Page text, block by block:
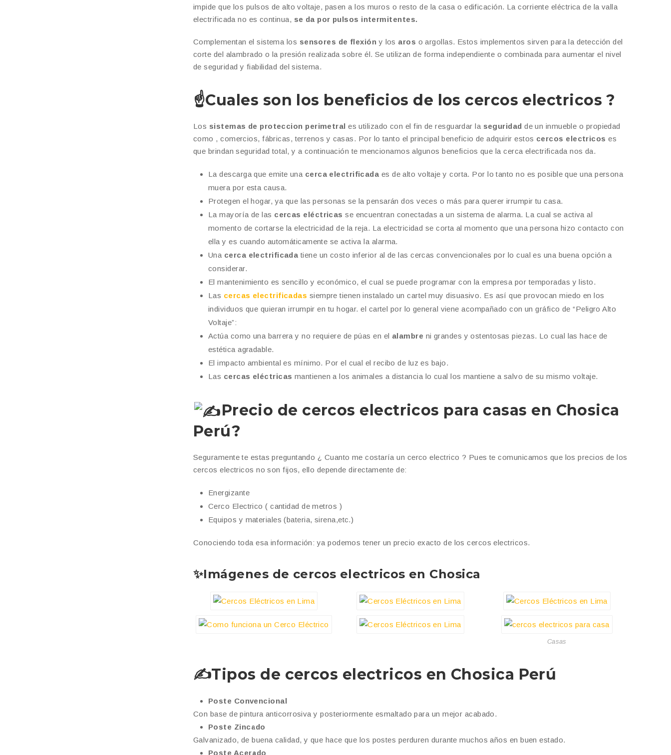
impide que los pulsos de alto voltaje, pasen a los muros o resto de la casa o edificación. La corriente eléctrica de la valla
electrificada no es continua, se da por pulsos intermitentes.
Complementan el sistema los sensores de flexión y los aros o argollas. Estos implementos sirven para la detección del
corte del alambrado o la presión realizada sobre él. Se utilizan de forma independiente o combinada para aumentar el nivel
de seguridad y fiabilidad del sistema.
☝️Cuales son los beneficios de los cercos electricos ?
Los sistemas de proteccion perimetral es utilizado con el fin de resguardar la seguridad de un inmueble o propiedad
como , comercios, fábricas, terrenos y casas. Por lo tanto el principal beneficio de adquirir estos cercos electricos es
que brindan seguridad total, y a continuación te mencionamos algunos beneficios que la cerca electrificada nos da.
La descarga que emite una cerca electrificada es de alto voltaje y corta. Por lo tanto no es posible que una persona
muera por esta causa.
Protegen el hogar, ya que las personas se la pensarán dos veces o más para querer irrumpir tu casa.
La mayoría de las cercas eléctricas se encuentran conectadas a un sistema de alarma. La cual se activa al
momento de cortarse la electricidad de la reja. La electricidad se corta al momento que una persona hizo contacto con
ella y es cuando automáticamente se activa la alarma.
Una cerca electrificada tiene un costo inferior al de las cercas convencionales por lo cual es una buena opción a
considerar.
El mantenimiento es sencillo y económico, el cual se puede programar con la empresa por temporadas y listo.
Las cercas electrificadas siempre tienen instalado un cartel muy disuasivo. Es así que provocan miedo en los
individuos que quieran irrumpir en tu hogar. el cartel por lo general viene acompañado con un gráfico de “Peligro Alto
Voltaje”:
Actúa como una barrera y no requiere de púas en el alambre ni grandes y ostentosas piezas. Lo cual las hace de
estética agradable.
El impacto ambiental es mínimo. Por el cual el recibo de luz es bajo.
Las cercas eléctricas mantienen a los animales a distancia lo cual los mantiene a salvo de su mismo voltaje.
Precio de cercos electricos para casas en Chosica
Perú?
Seguramente te estas preguntando ¿ Cuanto me costaría un cerco electrico ? Pues te comunicamos que los precios de los
cercos electricos no son fijos, ello depende directamente de:
Energizante
Cerco Electrico ( cantidad de metros )
Equipos y materiales (bateria, sirena,etc.)
Conociendo toda esa información: ya podemos tener un precio exacto de los cercos electricos.
✨Imágenes de cercos electricos en Chosica
Casas
✍Tipos de cercos electricos en Chosica Perú
Poste Convencional
Con base de pintura anticorrosiva y posteriormente esmaltado para un mejor acabado.
Poste Zincado
Galvanizado, de buena calidad, y que hace que los postes perduren durante muchos años en buen estado.
Poste Acerado